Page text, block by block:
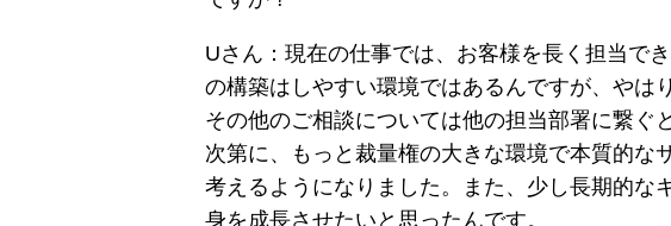
Uさん：現在の仕事では、お客様を長く担当で
の構築はしやすい環境ではあるんですが、やは
その他のご相談については他の担当部署に繋ぐ
次第に、もっと裁量権の大きな環境で本質的な
考えるようになりました。また、少し長期的な
身を成長させたいと思ったんです。